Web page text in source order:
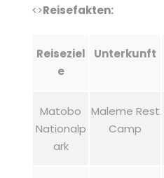
<>Reisefakten:
Reiseziel
e
Unterkunft
Matobo
Nationalp
ark
Maleme Rest
Camp